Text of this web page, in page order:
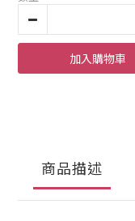
加入購物車
商品描述